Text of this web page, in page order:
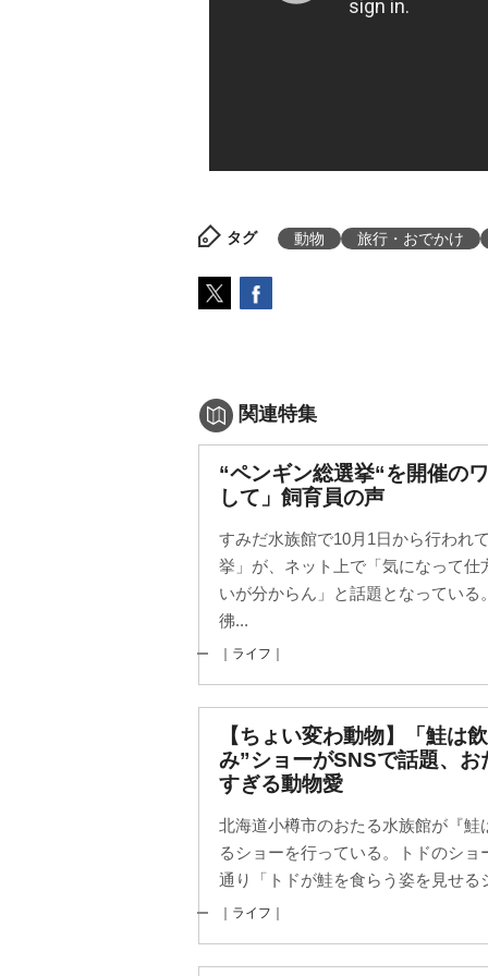
タグ 動物 旅行・おでかけ
関連特集
“ペンギン総選挙“を開催の
して」飼育員の声
すみだ水族館で10月1日から行われ
挙」が、ネット上で「気になって
いが分からん」と話題となってい
彿...
｜ライフ｜
【ちょい変わ動物】「鮭は
み”ショーがSNSで話題、
すぎる動物愛
北海道小樽市のおたる水族館が『
るショーを行っている。トドのシ
通り「トドが鮭を食らう姿を見せる
｜ライフ｜